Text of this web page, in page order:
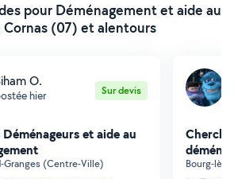
pour Déménagement et aide au
(07) et alentours
O.
hier Sur devis
et aide au
Granges (Centre-Ville)
Bourg-